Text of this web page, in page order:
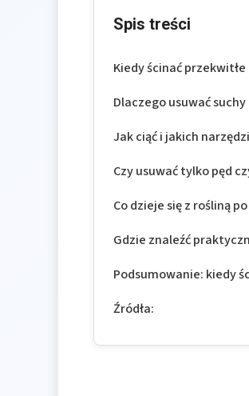
Spis treści
Kiedy ścinać
Dlaczego usuwać
Jak ciąć i jakich
Czy usuwać tylko pęd
Co dzieje się z rośliną
Gdzie znaleźć
Podsumowanie: kiedy
Źródła: